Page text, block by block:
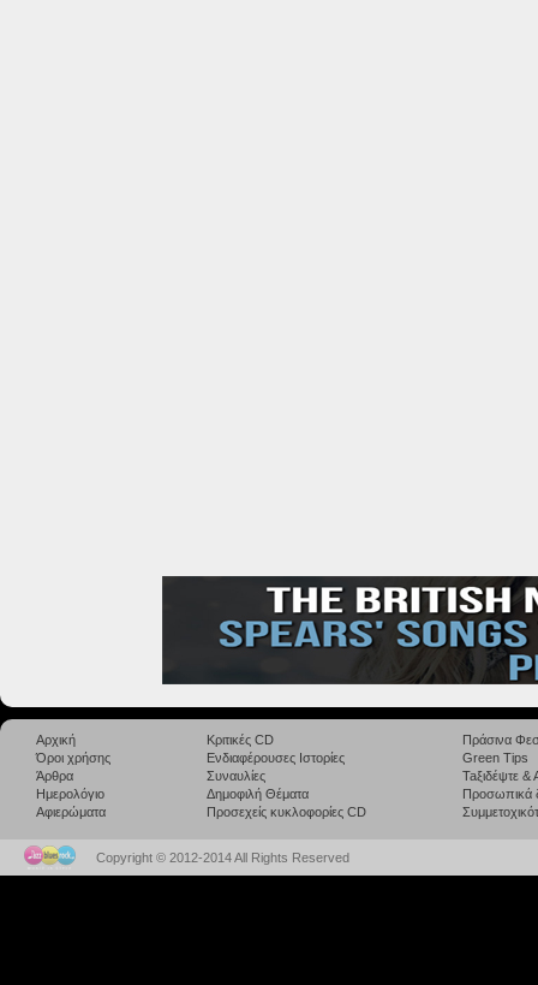
Αρχική
Όροι χρήσης
Άρθρα
Ημερολόγιο
Αφιερώματα
Κριτικές CD
Ενδιαφέρουσες Ιστορίες
Συναυλίες
Δημοφιλή Θέματα
Προσεχείς κυκλοφορίες CD
Πράσινα
Green Tips
Taξιδέψτε
Προσωπικά
Copyright © 2012-2014 All Rights Reserved